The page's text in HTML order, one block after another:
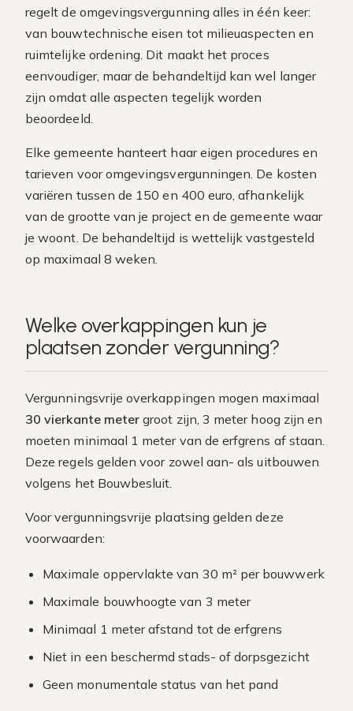
regelt de omgevingsvergunning alles in één keer:
van bouwtechnische eisen tot milieuaspecten en
ruimtelijke ordening. Dit maakt het proces
eenvoudiger, maar de behandeltijd kan wel langer
zijn omdat alle aspecten tegelijk worden
beoordeeld.
Elke gemeente hanteert haar eigen procedures en
tarieven voor omgevingsvergunningen. De kosten
variëren tussen de 150 en 400 euro, afhankelijk
van de grootte van je project en de gemeente waar
je woont. De behandeltijd is wettelijk vastgesteld
op maximaal 8 weken.
Welke overkappingen kun je
plaatsen zonder vergunning?
Vergunningsvrije overkappingen mogen maximaal
30 vierkante meter groot zijn, 3 meter hoog zijn en
moeten minimaal 1 meter van de erfgrens af staan.
Deze regels gelden voor zowel aan- als uitbouwen
volgens het Bouwbesluit.
Voor vergunningsvrije plaatsing gelden deze
voorwaarden:
Maximale oppervlakte van 30 m² per bouwwerk
Maximale bouwhoogte van 3 meter
Minimaal 1 meter afstand tot de erfgrens
Niet in een beschermd stads- of dorpsgezicht
Geen monumentale status van het pand